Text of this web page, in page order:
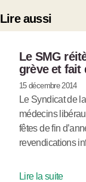
Lire aussi
Le SMG
grève et fait
15 décembre 2014
Le Syndicat de
médecins
fêtes de fin
revendications
Lire la suite